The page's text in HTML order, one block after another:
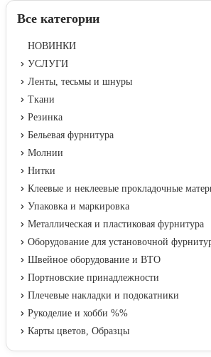
Все категории
НОВИНКИ
УСЛУГИ
Ленты, тесьмы и шнуры
Ткани
Резинка
Бельевая фурнитура
Молнии
Нитки
Клеевые и неклеевые прокладочные
Упаковка и маркировка
Металлическая и пластиковая фурнитура
Оборудование для установочной
Швейное оборудование и ВТО
Портновские принадлежности
Плечевые накладки и подокатники
Рукоделие и хобби %%
Карты цветов, Образцы